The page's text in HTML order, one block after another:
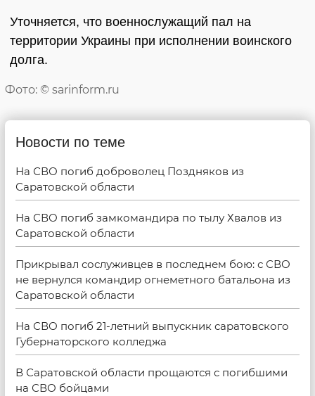
Уточняется, что военнослужащий пал на
территории Украины при исполнении воинского
долга.
Фото: © sarinform.ru
Новости по теме
На СВО погиб доброволец Поздняков из
Саратовской области
На СВО погиб замкомандира по тылу Хвалов из
Саратовской области
Прикрывал сослуживцев в последнем бою: с СВО
не вернулся командир огнеметного батальона из
Саратовской области
На СВО погиб 21-летний выпускник саратовского
Губернаторского колледжа
В Саратовской области прощаются с погибшими
на СВО бойцами